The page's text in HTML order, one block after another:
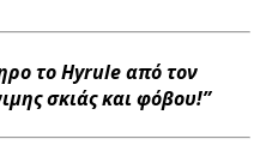
το Hyrule από τον
σκιάς και φόβου!”